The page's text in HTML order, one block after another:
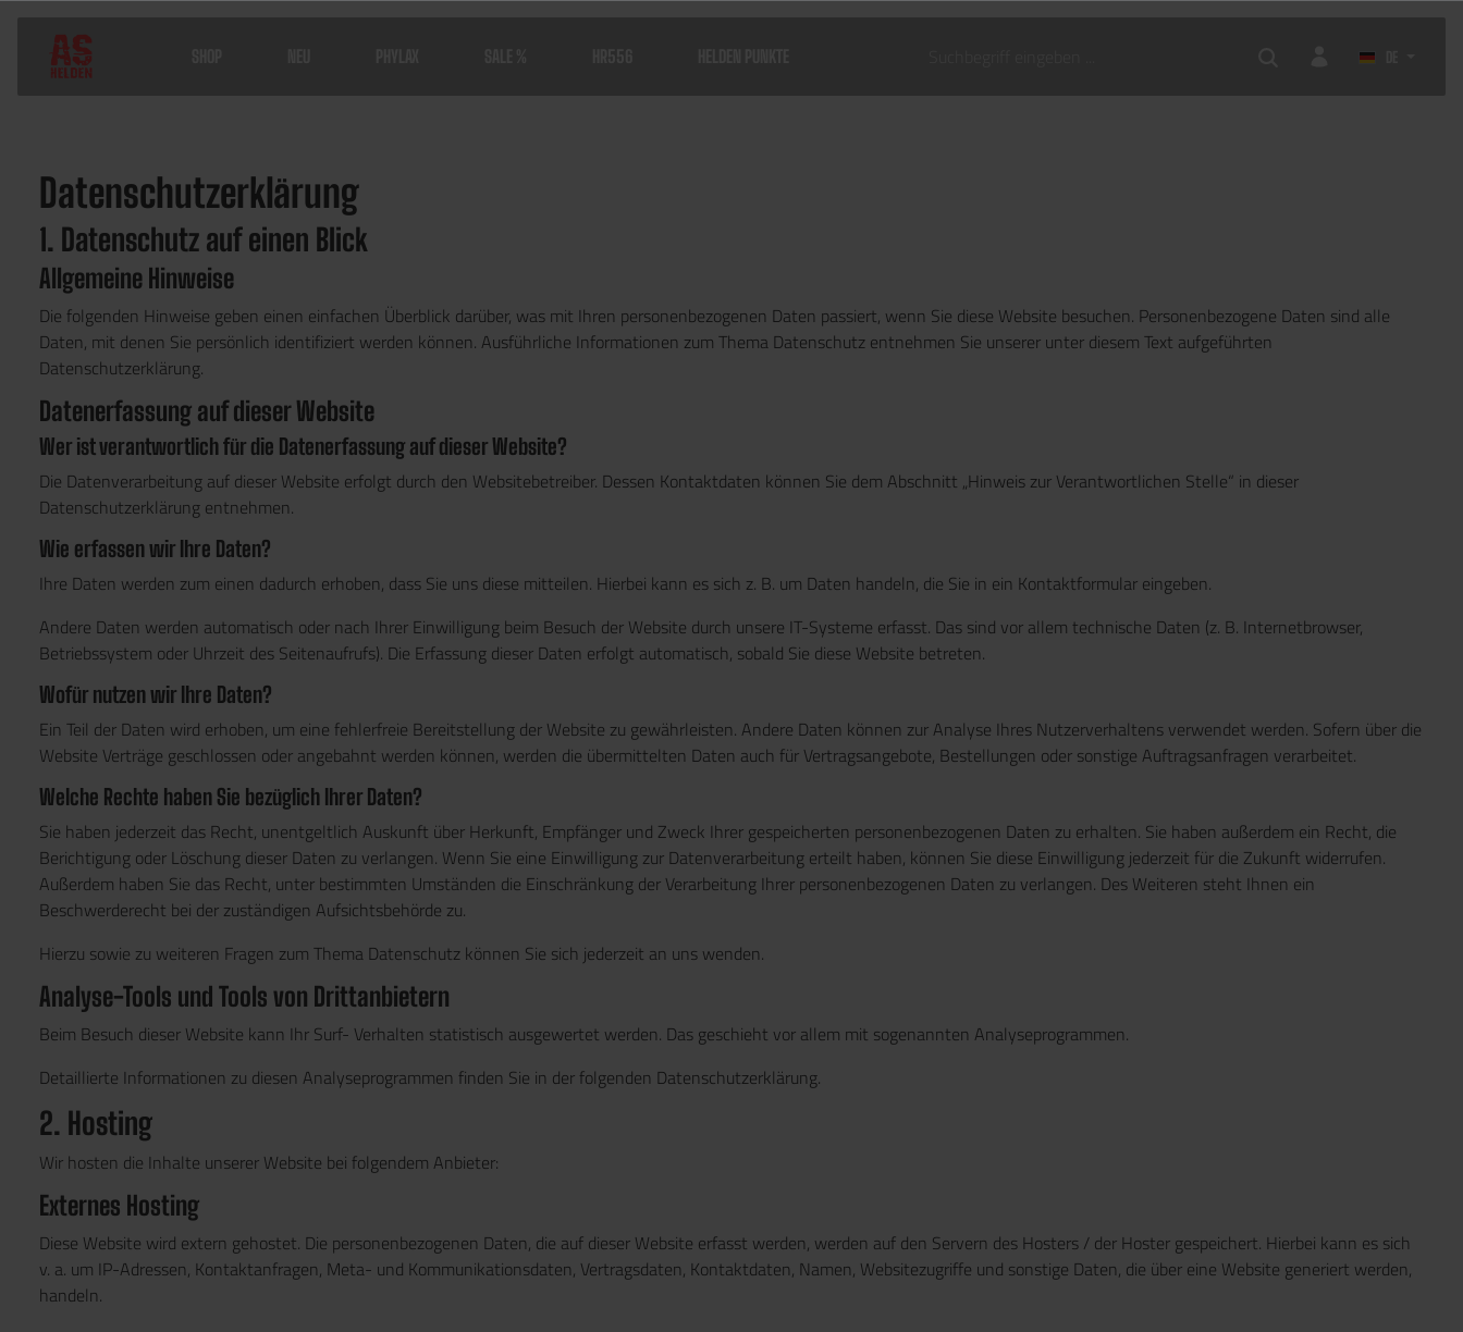
Datenschutz­erklärung
1. Datenschutz auf einen Blick
Allgemeine Hinweise
Die folgenden Hinweise geben einen einfachen Überblick darüber, was mit Ihren personenbezogenen Daten passiert, wenn Sie diese Website besuchen. Personenbezogene Daten sind alle
Daten, mit denen Sie persönlich identifiziert werden können. Ausführliche Informationen zum Thema Datenschutz entnehmen Sie unserer unter diesem Text aufgeführten
Datenschutzerklärung.
Datenerfassung auf dieser Website
Wer ist verantwortlich für die Datenerfassung auf dieser Website?
Die Datenverarbeitung auf dieser Website erfolgt durch den Websitebetreiber. Dessen Kontaktdaten können Sie dem Abschnitt „Hinweis zur Verantwortlichen Stelle“ in dieser
Datenschutzerklärung entnehmen.
Wie erfassen wir Ihre Daten?
Ihre Daten werden zum einen dadurch erhoben, dass Sie uns diese mitteilen. Hierbei kann es sich z. B. um Daten handeln, die Sie in ein Kontaktformular eingeben.
Andere Daten werden automatisch oder nach Ihrer Einwilligung beim Besuch der Website durch unsere IT-Systeme erfasst. Das sind vor allem technische Daten (z. B. Internetbrowser,
Betriebssystem oder Uhrzeit des Seitenaufrufs). Die Erfassung dieser Daten erfolgt automatisch, sobald Sie diese Website betreten.
Wofür nutzen wir Ihre Daten?
Ein Teil der Daten wird erhoben, um eine fehlerfreie Bereitstellung der Website zu gewährleisten. Andere Daten können zur Analyse Ihres Nutzerverhaltens verwendet werden. Sofern über die
Website Verträge geschlossen oder angebahnt werden können, werden die übermittelten Daten auch für Vertragsangebote, Bestellungen oder sonstige Auftragsanfragen verarbeitet.
Welche Rechte haben Sie bezüglich Ihrer Daten?
Sie haben jederzeit das Recht, unentgeltlich Auskunft über Herkunft, Empfänger und Zweck Ihrer gespeicherten personenbezogenen Daten zu erhalten. Sie haben außerdem ein Recht, die
Berichtigung oder Löschung dieser Daten zu verlangen. Wenn Sie eine Einwilligung zur Datenverarbeitung erteilt haben, können Sie diese Einwilligung jederzeit für die Zukunft widerrufen.
Außerdem haben Sie das Recht, unter bestimmten Umständen die Einschränkung der Verarbeitung Ihrer personenbezogenen Daten zu verlangen. Des Weiteren steht Ihnen ein
Beschwerderecht bei der zuständigen Aufsichtsbehörde zu.
Hierzu sowie zu weiteren Fragen zum Thema Datenschutz können Sie sich jederzeit an uns wenden.
Analyse-Tools und Tools von Dritt­anbietern
Beim Besuch dieser Website kann Ihr Surf- Verhalten statistisch ausgewertet werden. Das geschieht vor allem mit sogenannten Analyseprogrammen.
Detaillierte Informationen zu diesen Analyseprogrammen finden Sie in der folgenden Datenschutzerklärung.
2. Hosting
Wir hosten die Inhalte unserer Website bei folgendem Anbieter:
Externes Hosting
Diese Website wird extern gehostet. Die personenbezogenen Daten, die auf dieser Website erfasst werden, werden auf den Servern des Hosters / der Hoster gespeichert. Hierbei kann es sich
v. a. um IP-Adressen, Kontaktanfragen, Meta- und Kommunikationsdaten, Vertragsdaten, Kontaktdaten, Namen, Websitezugriffe und sonstige Daten, die über eine Website generiert werden,
handeln.